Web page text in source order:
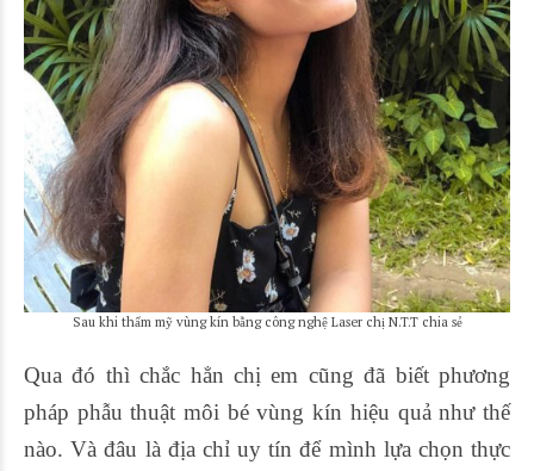
Sau khi thẩm mỹ vùng kín bằng công nghệ Laser chị N.T.T chia sẻ
Qua đó thì chắc hẳn chị em cũng đã biết phương
pháp phẫu thuật môi bé vùng kín hiệu quả như thế
nào. Và đâu là địa chỉ uy tín để mình lựa chọn thực